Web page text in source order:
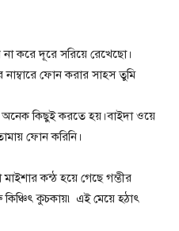
করে দূরে সরিয়ে রেখেছো।
ফোন করার সাহস তুমি
কিছুই করতে হয়।বাইদা ওয়ে
ফোন করিনি।
কন্ঠ হয়ে গেছে গম্ভীর
কিঞ্চিৎ কুচকায়৷ এই মেয়ে হঠাৎ